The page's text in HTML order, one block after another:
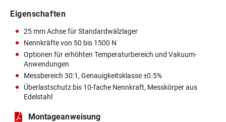
Eigenschaften
25 mm Achse für Standardwälzlager
Nennkräfte von 50 bis 1500 N
Optionen für erhöhten Temperaturbereich und Vakuum-
Anwendungen
Messbereich 30:1, Genauigkeitsklasse ±0.5%
Überlastschutz bis 10-fache Nennkraft, Messkörper aus
Edelstahl
Montageanweisung